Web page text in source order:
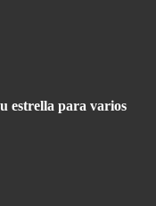
estrella para varios